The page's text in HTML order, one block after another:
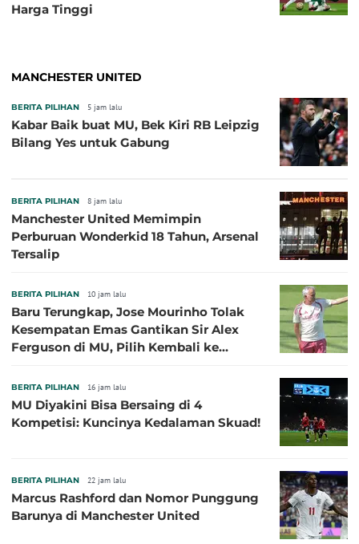
Harga Tinggi
MANCHESTER UNITED
BERITA PILIHAN 5 jam lalu
Kabar Baik buat MU, Bek Kiri RB Leipzig
Bilang Yes untuk Gabung
BERITA PILIHAN 8 jam lalu
Manchester United Memimpin
Perburuan Wonderkid 18 Tahun, Arsenal
Tersalip
BERITA PILIHAN 10 jam lalu
Baru Terungkap, Jose Mourinho Tolak
Kesempatan Emas Gantikan Sir Alex
Ferguson di MU, Pilih Kembali ke
BERITA PILIHAN 16 jam lalu
MU Diyakini Bisa Bersaing di 4
Kompetisi: Kuncinya Kedalaman Skuad!
BERITA PILIHAN 22 jam lalu
Marcus Rashford dan Nomor Punggung
Barunya di Manchester United